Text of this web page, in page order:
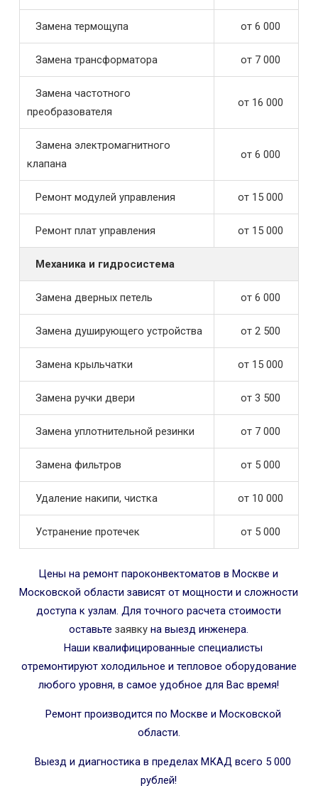
Замена термощупа от 6 000
Замена трансформатора от 7 000
Замена частотного
преобразователя
от 16 000
Замена электромагнитного
клапана
от 6 000
Ремонт модулей управления от 15 000
Ремонт плат управления от 15 000
Механика и гидросистема
Замена дверных петель от 6 000
Замена душирующего устройства от 2 500
Замена крыльчатки от 15 000
Замена ручки двери от 3 500
Замена уплотнительной резинки от 7 000
Замена фильтров от 5 000
Удаление накипи, чистка от 10 000
Устранение протечек от 5 000
Цены на ремонт пароконвектоматов в Москве и
Московской области зависят от мощности и сложности
доступа к узлам. Для точного расчета стоимости
оставьтезаявку на выезд инженера.
Наши квалифицированные специалисты
отремонтируют холодильное и тепловое оборудование
любого уровня, в самое удобное для Вас время!
Ремонт производится по Москве и Московской
области.
Выезд и диагностика в пределах МКАД всего 5 000
рублей!